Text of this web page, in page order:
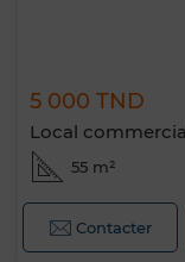
5 000 TND
Local
55 m²
Contacter